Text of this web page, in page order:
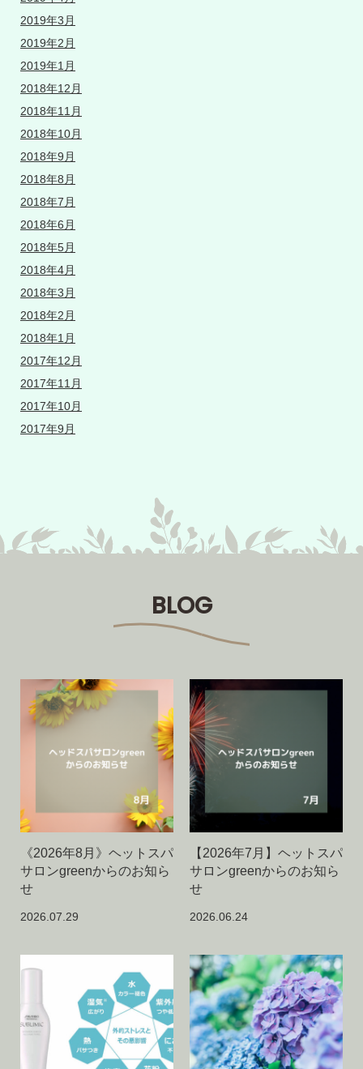
2019年3月
2019年2月
2019年1月
2018年12月
2018年11月
2018年10月
2018年9月
2018年8月
2018年7月
2018年6月
2018年5月
2018年4月
2018年3月
2018年2月
2018年1月
2017年12月
2017年11月
2017年10月
2017年9月
BLOG
《2026年8月》ヘットスパ
サロンgreenからのお知ら
せ
2026.07.29
【2026年7月】ヘットスパ
サロンgreenからのお知ら
せ
2026.06.24